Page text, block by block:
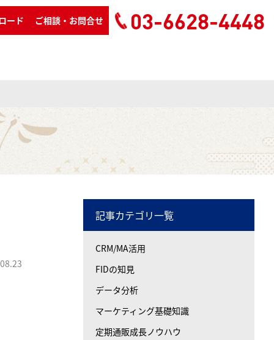
ード ご相談・お問合せ 03-6628-4448
記事カテゴリ一覧
CRM/MA活用
FIDの知見
データ分析
マーケティング基礎知識
定期通販成長ノウハウ